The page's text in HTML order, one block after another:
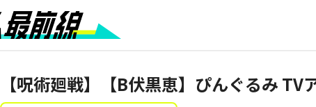
【呪術廻戦】【B伏黒恵】ぴんぐるみ